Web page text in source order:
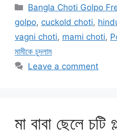
Categories
Bangla Choti Golpo
golpo, cuckold choti,
vagni choti, mami choti,
মামীকে চুদলাম
Leave a comment
মা বাবা ছেলে চটি